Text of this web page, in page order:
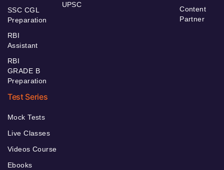
SSC CGL
Preparation
RBI
Assistant
RBI
GRADE B
Preparation
UPSC
Content
Partner
Test Series
Mock Tests
Live Classes
Videos Course
Ebooks